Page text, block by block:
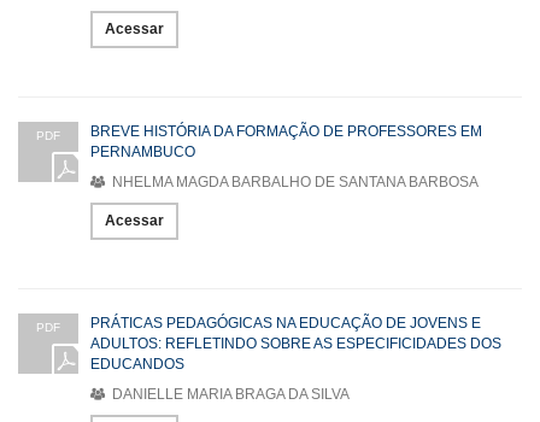
Acessar
PDF
BREVE HISTÓRIA DA FORMAÇÃO DE PROFESSORES EM
PERNAMBUCO
NHELMA MAGDA BARBALHO DE SANTANA BARBOSA
Acessar
PDF
PRÁTICAS PEDAGÓGICAS NA EDUCAÇÃO DE JOVENS E
ADULTOS: REFLETINDO SOBRE AS ESPECIFICIDADES DOS
EDUCANDOS
DANIELLE MARIA BRAGA DA SILVA